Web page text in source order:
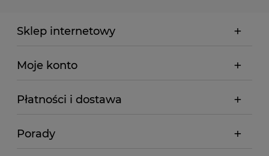
Sklep internetowy
Moje konto
Płatności i dostawa
Porady